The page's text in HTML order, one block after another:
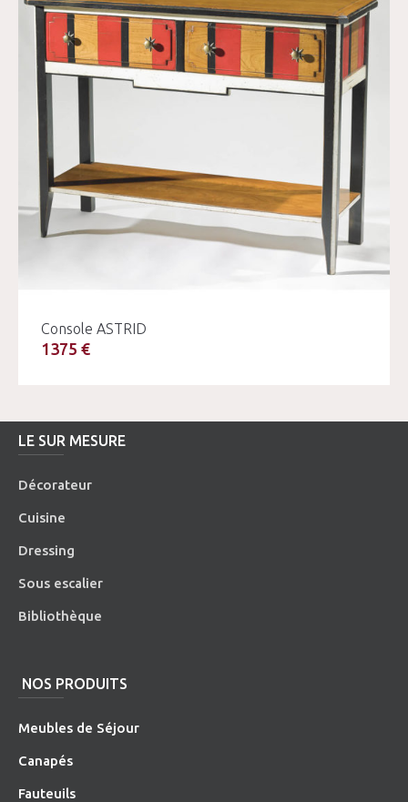
Console ASTRID
1375 €
LE SUR MESURE
Décorateur
Cuisine
Dressing
Sous escalier
Bibliothèque
NOS PRODUITS
Meubles de Séjour
Canapés
Fauteuils